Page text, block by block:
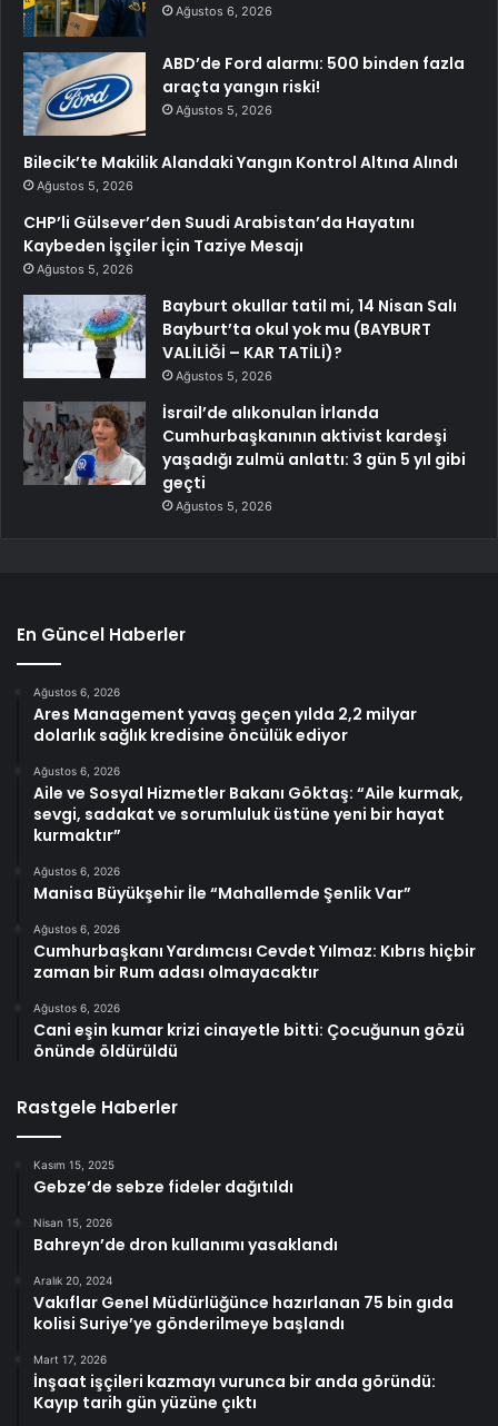
Ağustos 6, 2026
ABD’de Ford alarmı: 500 binden fazla
araçta yangın riski!
Ağustos 5, 2026
Bilecik’te Makilik Alandaki Yangın Kontrol Altına Alındı
Ağustos 5, 2026
CHP’li Gülsever’den Suudi Arabistan’da Hayatını
Kaybeden İşçiler İçin Taziye Mesajı
Ağustos 5, 2026
Bayburt okullar tatil mi, 14 Nisan Salı
Bayburt’ta okul yok mu (BAYBURT
VALİLİĞİ – KAR TATİLİ)?
Ağustos 5, 2026
İsrail’de alıkonulan İrlanda
Cumhurbaşkanının aktivist kardeşi
yaşadığı zulmü anlattı: 3 gün 5 yıl gibi
geçti
Ağustos 5, 2026
En Güncel Haberler
Ağustos 6, 2026
Ares Management yavaş geçen yılda 2,2 milyar
dolarlık sağlık kredisine öncülük ediyor
Ağustos 6, 2026
Aile ve Sosyal Hizmetler Bakanı Göktaş: “Aile kurmak,
sevgi, sadakat ve sorumluluk üstüne yeni bir hayat
kurmaktır”
Ağustos 6, 2026
Manisa Büyükşehir İle “Mahallemde Şenlik Var”
Ağustos 6, 2026
Cumhurbaşkanı Yardımcısı Cevdet Yılmaz: Kıbrıs hiçbir
zaman bir Rum adası olmayacaktır
Ağustos 6, 2026
Cani eşin kumar krizi cinayetle bitti: Çocuğunun gözü
önünde öldürüldü
Rastgele Haberler
Kasım 15, 2025
Gebze’de sebze fideler dağıtıldı
Nisan 15, 2026
Bahreyn’de dron kullanımı yasaklandı
Aralık 20, 2024
Vakıflar Genel Müdürlüğünce hazırlanan 75 bin gıda
kolisi Suriye’ye gönderilmeye başlandı
Mart 17, 2026
İnşaat işçileri kazmayı vurunca bir anda göründü:
Kayıp tarih gün yüzüne çıktı